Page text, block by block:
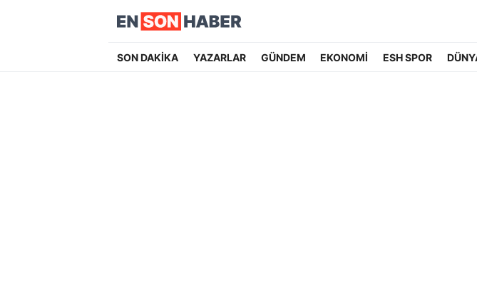
SON DAKİKA YAZARLAR GÜNDEM EKONOMİ ESH SPOR